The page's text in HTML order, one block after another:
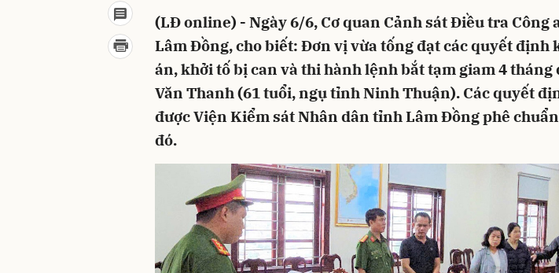
(LĐ online) - Ngày 6/6, Cơ quan Cảnh sát Điều tra Công
Lâm Đồng, cho biết: Đơn vị vừa tống đạt các quyết định
án, khởi tố bị can và thi hành lệnh bắt tạm giam 4 tháng
Văn Thanh (61 tuổi, ngụ tỉnh Ninh Thuận). Các quyết
được Viện Kiểm sát Nhân dân tỉnh Lâm Đồng phê
đó.